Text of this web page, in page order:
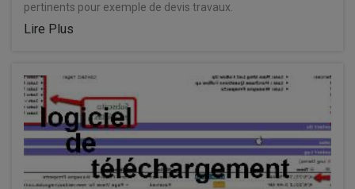
pertinents pour exemple de devis travaux.
Lire Plus